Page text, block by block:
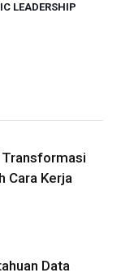
LEADERSHIP
Transformasi
Cara Kerja
Data